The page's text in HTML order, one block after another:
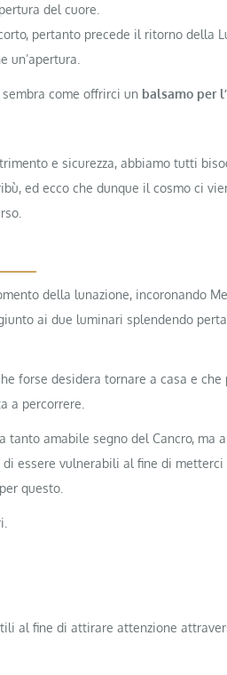
del cuore.
pertanto precede il ritorno della
un’apertura.
come offrirci un balsamo per
e sicurezza, abbiamo tutti
ed ecco che dunque il cosmo ci
della lunazione, incoronando
ai due luminari splendendo
forse desidera tornare a casa e
a percorrere.
amabile segno del Cancro, ma
essere vulnerabili al fine di metterci
questo.
al fine di attirare attenzione